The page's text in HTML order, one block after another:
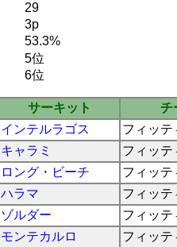
29
3p
53.3%
5位
6位
サーキット
チ
インテルラゴス
フィッテ
キャラミ
フィッテ
ロング・ビーチ
フィッテ
ハラマ
フィッテ
ゾルダー
フィッテ
モンテカルロ フィッテ